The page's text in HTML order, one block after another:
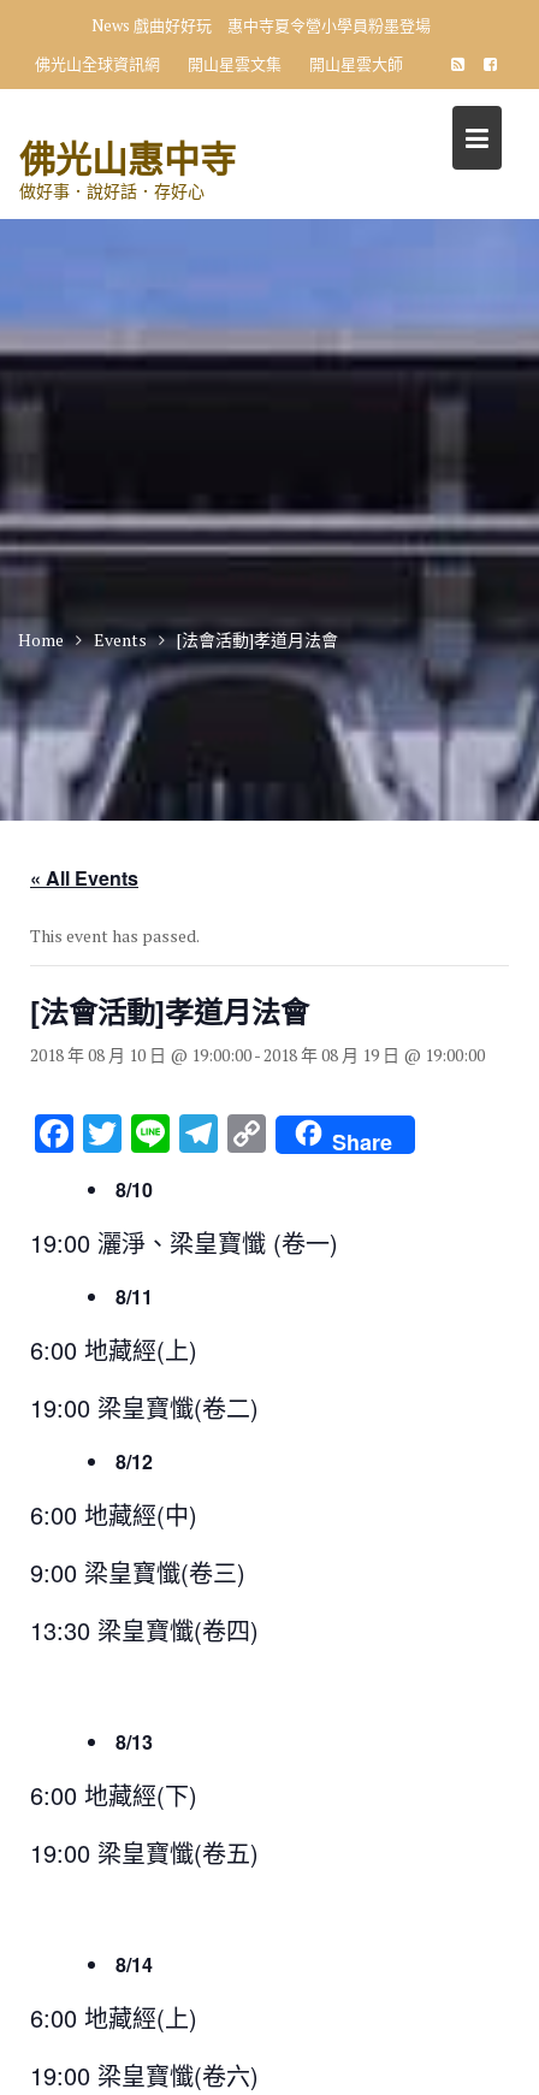
content
News 戲曲好好玩 惠中寺夏令營小學員粉墨登場
佛光山全球資訊網
開山星雲文集 開山星雲大師
佛光山惠中寺
做好事．說好話．存好心
Home Events [法會活動]孝道月法會
« All Events
This event has passed.
[法會活動]孝道月法會
2018 年 08 月 10 日 @ 19:00:00-2018 年 08 月 19 日 @ 19:00:00
F
a
c
e
b
o
o
k
T
wi
tt
er
Li T
gr
C
o
y
Share
8/10
19:00 灑淨、梁皇寶懺 (卷一)
8/11
6:00 地藏經(上)
19:00 梁皇寶懺(卷二)
8/12
6:00 地藏經(中)
9:00 梁皇寶懺(卷三)
13:30 梁皇寶懺(卷四)
8/13
6:00 地藏經(下)
19:00 梁皇寶懺(卷五)
8/14
6:00 地藏經(上)
19:00 梁皇寶懺(卷六)